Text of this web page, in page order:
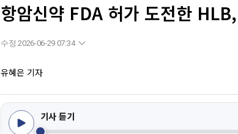
항암신약 FDA 허가 도전한
수정 2026-06-29 07:34
유혜은 기자
기사 듣기